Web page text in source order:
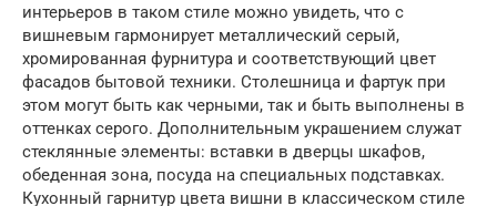
интерьеров в таком стиле можно увидеть, что с
вишневым гармонирует металлический серый,
хромированная фурнитура и соответствующий цвет
фасадов бытовой техники. Столешница и фартук при
этом могут быть как черными, так и быть выполнены в
оттенках серого. Дополнительным украшением служат
стеклянные элементы: вставки в дверцы шкафов,
обеденная зона, посуда на специальных подставках.
Кухонный гарнитур цвета вишни в классическом стиле